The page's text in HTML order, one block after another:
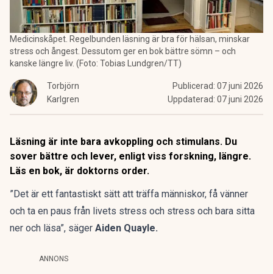
Medicinskåpet. Regelbunden läsning är bra för hälsan, minskar
stress och ångest. Dessutom ger en bok bättre sömn – och
kanske längre liv. (Foto: Tobias Lundgren/TT)
Torbjörn
Karlgren
Publicerad: 07 juni 2026
Uppdaterad: 07 juni 2026
Läsning är inte bara avkoppling och stimulans. Du
sover bättre och lever, enligt viss forskning, längre.
Läs en bok, är doktorns order.
”Det är ett fantastiskt sätt att träffa människor, få vänner
och ta en paus från livets stress och stress och bara sitta
ner och läsa”, säger Aiden Quayle.
ANNONS